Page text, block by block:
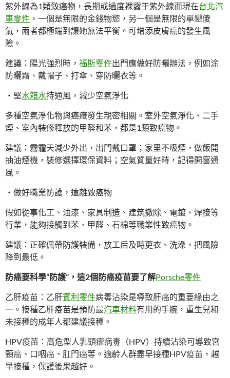
紫外線為1類致癌物，長期或過度裸露于紫外線而現在台北汽
車零件 ，一個是無限的金錢物慾，另一個是無限的單戀傻
氣，兩者都極端到讓她無法平衡。可增添皮膚癌的發生風
險。
建議：陽光強烈時， 福斯零件出門應做好防曬辦法，例如涂
防曬霜、戴帽子、打傘、穿防曬衣等。
・堅水箱水持通風，減少空氣淨化
多種空氣淨化物與癌癥發生親密相關。室外空氣淨化、二手
煙、室內裝修釋放的甲醛和苯，都是1類致癌物。
建議：霧霾天減少外出，出門戴口罩；家里不吸煙，做飯開
抽油煙機，裝修選擇環保資料；空氣質量好時，記得開窗通
風。
・做好職業防護，遠離致癌物
假如從事化工、油漆、家具制造、建筑撤除、電鍍、焊接等
行業，能夠接觸到苯、甲醛、石棉等職業性致癌物。
建議：正確佩帶防護裝備，放工后及時更衣、洗澡，把風險
降到最低。
防癌要科學“防護”，這2個防癌疫苗要了解Porsche零件
乙肝疫苗：乙肝賓利零件病毒沾染是導致肝癌的重要緣由之
一。接種乙肝疫苗是預防最汽車材料有用的手腕，重生兒和
未接種的成年人都建議接種。
HPV疫苗：高危型人乳頭瘤病毒（HPV）持續沾染可導致宮
頸癌、口咽癌、肛門癌等。適齡人群盡早接種HPV疫苗，越
早接種，保護後果越好。